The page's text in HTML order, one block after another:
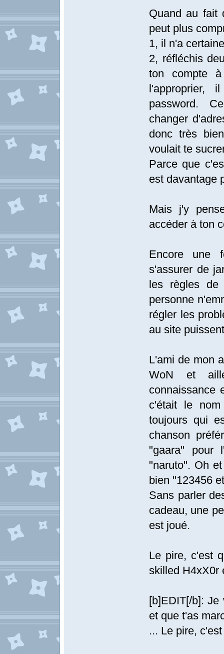
Quand au fait
peut plus
1, il n'a
2, réfléchis
ton compte
l'approprier,
password.
changer
donc très
voulait te
Parce que
est davantage
Mais j'y
accéder à ton
Encore une
s'assurer de
les règles
personne
régler les
au site
L'ami de mon
WoN et
connaissance
c'était le
toujours qui
chanson
"gaara" pour
"naruto". Oh
bien "123456
Sans parler
cadeau, une
est joué.
Le pire, c'est
skilled H4xX0r
[b]EDIT[/b]:
et que t'as
... Le pire,